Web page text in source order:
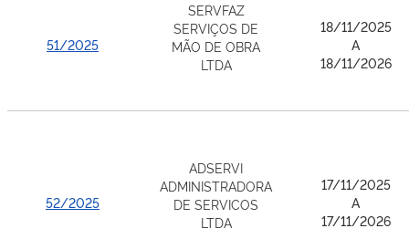
51/2025
SERVFAZ
SERVIÇOS DE
MÃO DE OBRA
LTDA
18/11/2025
A
18/11/2026
52/2025
ADSERVI
ADMINISTRADORA
DE SERVICOS
LTDA
17/11/2025
A
17/11/2026